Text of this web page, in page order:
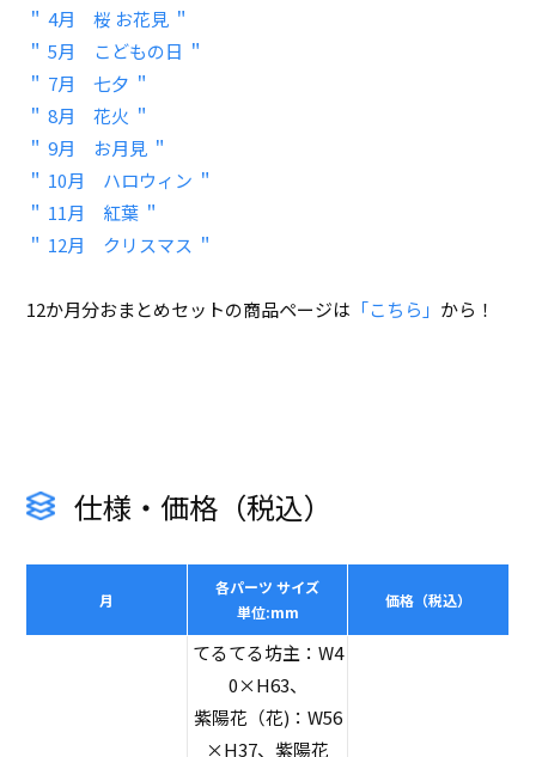
＂ 4月 桜 お花見 ＂
＂ 5月 こどもの日 ＂
＂ 7月 七夕 ＂
＂ 8月 花火 ＂
＂ 9月 お月見 ＂
＂ 10月 ハロウィン ＂
＂ 11月 紅葉 ＂
＂ 12月 クリスマス ＂
12か月分おまとめセットの商品ページは 「こちら」 から！
仕様・価格（税込）
月
各パーツ サイズ
単位:mm
価格（税込）
てるてる坊主：W4
0×H63、
紫陽花（花)：W56
×H37、紫陽花